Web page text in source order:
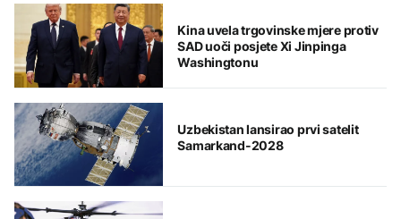
Kina uvela trgovinske mjere protiv
SAD uoči posjete Xi Jinpinga
Washingtonu
Uzbekistan lansirao prvi satelit
Samarkand-2028